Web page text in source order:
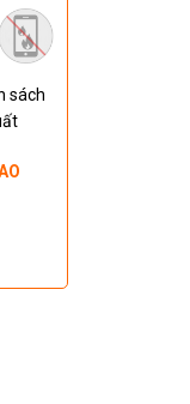
sách